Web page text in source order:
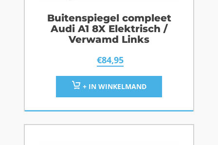
Buitenspiegel compleet
Audi A1 8X Elektrisch /
Verwamd Links
€84,95
+ IN WINKELMAND